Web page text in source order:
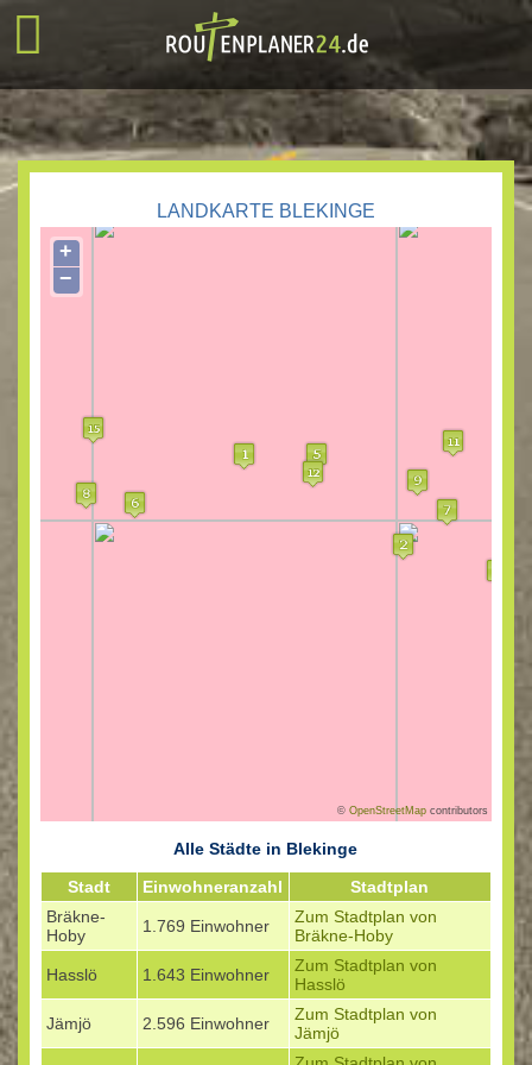
LANDKARTE BLEKINGE
+
−
©OpenStreetMap contributors
Alle Städte in Blekinge
Stadt
Einwohneranzahl
Stadtplan
Bräkne-
Hoby
1.769 Einwohner
Zum Stadtplan von
Bräkne-Hoby
Hasslö 1.643 Einwohner
Zum Stadtplan von
Hasslö
Jämjö 2.596 Einwohner
Zum Stadtplan von
Jämjö